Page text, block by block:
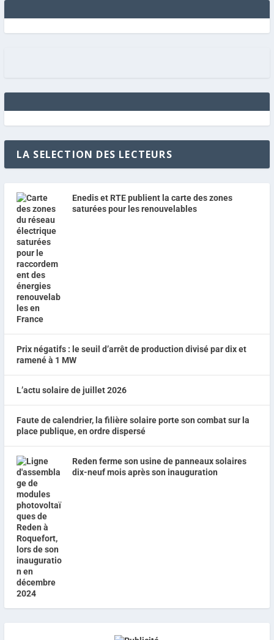
LA SELECTION DES LECTEURS
Enedis et RTE publient la carte des zones
saturées pour les renouvelables
Prix négatifs : le seuil d’arrêt de production divisé par dix et
ramené à 1 MW
L’actu solaire de juillet 2026
Faute de calendrier, la filière solaire porte son combat sur la
place publique, en ordre dispersé
Reden ferme son usine de panneaux solaires
dix-neuf mois après son inauguration